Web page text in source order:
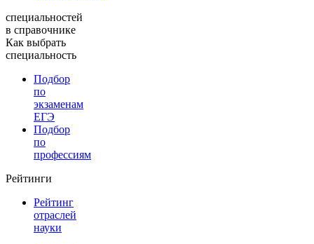
специальностей
в справочнике
Как выбрать
специальность
Подбор
по
экзаменам
ЕГЭ
Подбор
по
профессиям
Рейтинги
Рейтинг
отраслей
науки